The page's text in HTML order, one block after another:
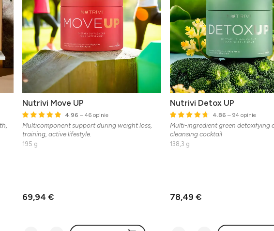
Nutrivi Move UP
4.96 – 46 opinie
Multicomponent support during weight loss,
training, active lifestyle.
195 g
69,94 €
Nutrivi Detox UP
4.86 – 94 opinie
Multi-ingredient green detoxifying
cleansing cocktail
138,3 g
78,49 €